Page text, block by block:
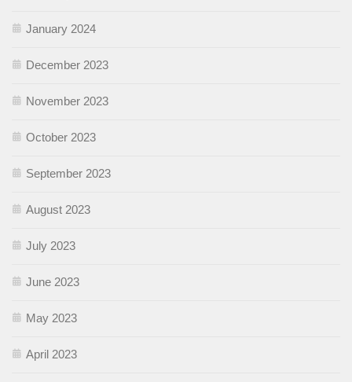
January 2024
December 2023
November 2023
October 2023
September 2023
August 2023
July 2023
June 2023
May 2023
April 2023